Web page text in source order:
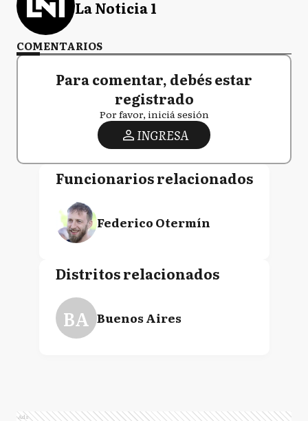
La Noticia 1
COMENTARIOS
Para comentar, debés estar
registrado
Por favor, iniciá sesión
INGRESA
Funcionarios relacionados
Federico Otermín
Distritos relacionados
BA Buenos Aires
Ads